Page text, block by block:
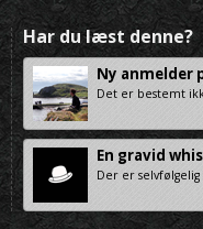
Har du læst denne?
Ny anmelder
Det er bestemt
En gravid
Der er